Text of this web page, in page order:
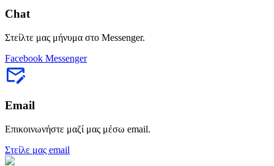
Chat
Στείλτε μας μήνυμα στο Messenger.
Facebook Messenger
Email
Επικοινωνήστε μαζί μας μέσω email.
Στείλε μας email